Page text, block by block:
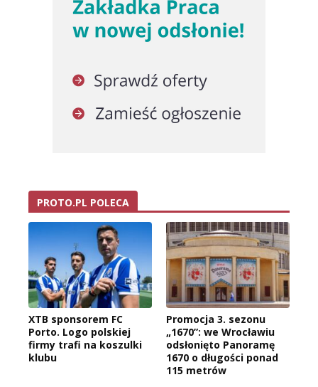
PROTO.PL POLECA
XTB sponsorem FC
Porto. Logo polskiej
firmy trafi na koszulki
klubu
Promocja 3. sezonu
„1670”: we Wrocławiu
odsłonięto Panoramę
1670 o długości ponad
115 metrów